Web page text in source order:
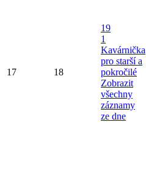
17 18
19
1
Kavárnička
pro starší a
pokročilé
Zobrazit
všechny
záznamy
ze dne